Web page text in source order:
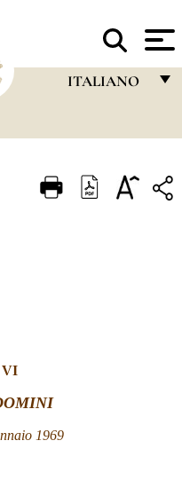
ITALIANO
ITALIANO
VI
1969